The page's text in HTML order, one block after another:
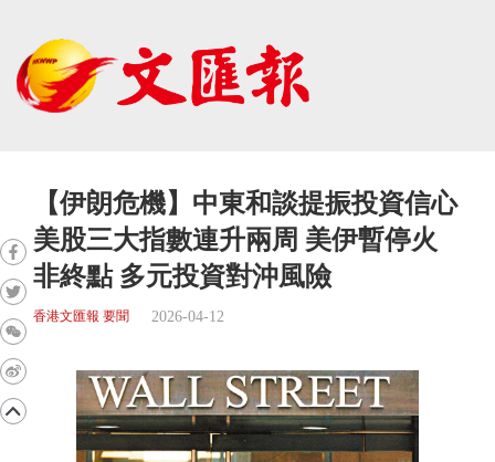
【伊朗危機】中東和談提振投資信心
美股三大指數連升兩周 美伊暫停火
非終點 多元投資對沖風險
香港文匯報 要聞 2026-04-12